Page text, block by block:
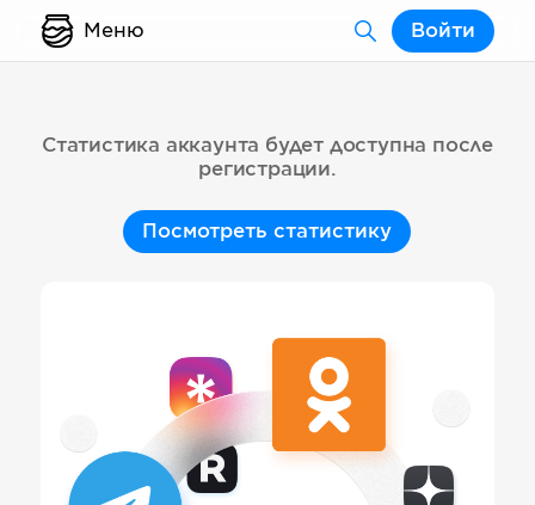
Меню Войти
Статистика аккаунта будет доступна после
регистрации.
Посмотреть статистику